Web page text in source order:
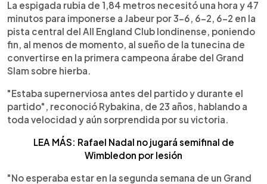
La espigada rubia de 1,84 metros necesitó una hora y 47
minutos para imponerse a Jabeur por 3-6, 6-2, 6-2 en la
pista central del All England Club londinense, poniendo
fin, al menos de momento, al sueño de la tunecina de
convertirse en la primera campeona árabe del Grand
Slam sobre hierba.
"Estaba supernerviosa antes del partido y durante el
partido", reconoció Rybakina, de 23 años, hablando a
toda velocidad y aún sorprendida por su victoria.
LEA MÁS: Rafael Nadal no jugará semifinal de
Wimbledon por lesión
"No esperaba estar en la segunda semana de un Grand